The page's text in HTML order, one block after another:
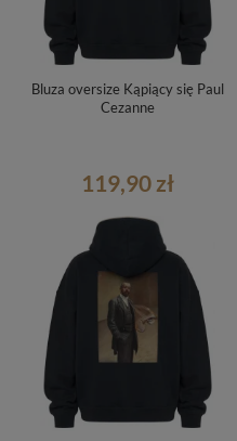
Bluza oversize Kąpiący się Paul
Cezanne
119,90 zł